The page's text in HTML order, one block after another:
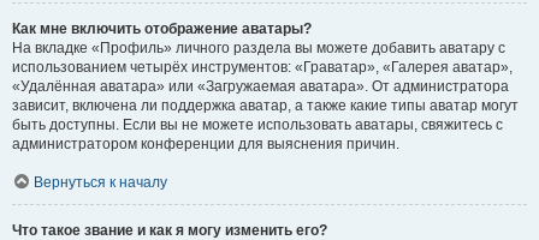
Как мне включить отображение аватары?
На вкладке «Профиль» личного раздела вы можете добавить аватару с
использованием четырёх инструментов: «Граватар», «Галерея аватар»,
«Удалённая аватара» или «Загружаемая аватара». От администратора
зависит, включена ли поддержка аватар, а также какие типы аватар могут
быть доступны. Если вы не можете использовать аватары, свяжитесь с
администратором конференции для выяснения причин.
Вернуться к началу
Что такое звание и как я могу изменить его?